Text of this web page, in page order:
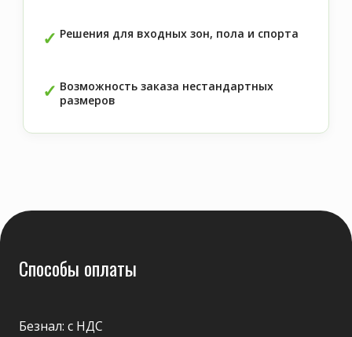
Решения для входных зон, пола и спорта
Возможность заказа нестандартных
размеров
Способы оплаты
Безнал: с НДС